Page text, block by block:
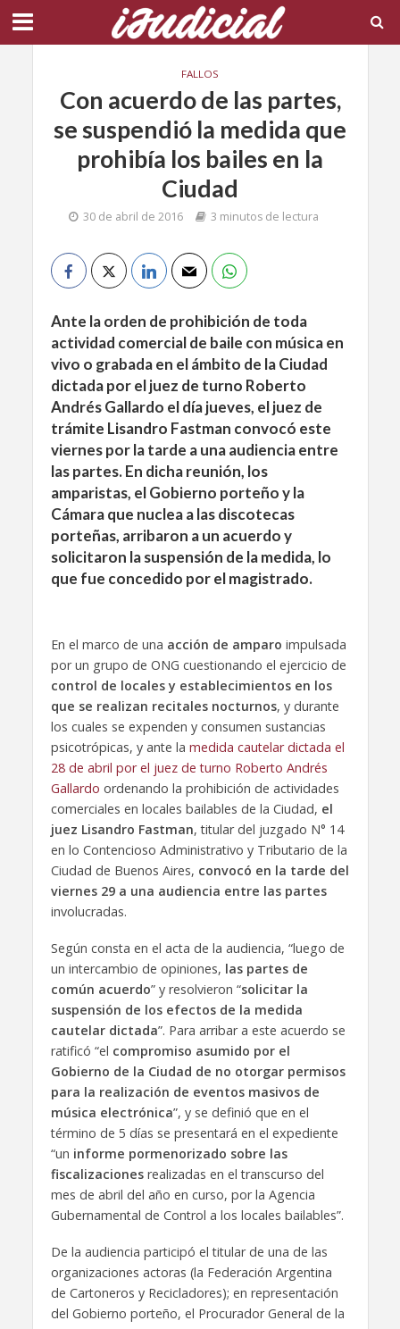
FALLOS
Con acuerdo de las partes,
se suspendió la medida que
prohibía los bailes en la
Ciudad
30 de abril de 2016 3 minutos de lectura
Ante la orden de prohibición de toda
actividad comercial de baile con música en
vivo o grabada en el ámbito de la Ciudad
dictada por el juez de turno Roberto
Andrés Gallardo el día jueves, el juez de
trámite Lisandro Fastman convocó este
viernes por la tarde a una audiencia entre
las partes. En dicha reunión, los
amparistas, el Gobierno porteño y la
Cámara que nuclea a las discotecas
porteñas, arribaron a un acuerdo y
solicitaron la suspensión de la medida, lo
que fue concedido por el magistrado.
En el marco de una acción de amparo impulsada
por un grupo de ONG cuestionando el ejercicio de
control de locales y establecimientos en los
que se realizan recitales nocturnos, y durante
los cuales se expenden y consumen sustancias
psicotrópicas, y ante la medida cautelar dictada el
28 de abril por el juez de turno Roberto Andrés
Gallardo ordenando la prohibición de actividades
comerciales en locales bailables de la Ciudad, el
juez Lisandro Fastman, titular del juzgado N° 14
en lo Contencioso Administrativo y Tributario de la
Ciudad de Buenos Aires, convocó en la tarde del
viernes 29 a una audiencia entre las partes
involucradas.
Según consta en el acta de la audiencia, “luego de
un intercambio de opiniones, las partes de
común acuerdo” y resolvieron “solicitar la
suspensión de los efectos de la medida
cautelar dictada”. Para arribar a este acuerdo se
ratificó “el compromiso asumido por el
Gobierno de la Ciudad de no otorgar permisos
para la realización de eventos masivos de
música electrónica”, y se definió que en el
término de 5 días se presentará en el expediente
“un informe pormenorizado sobre las
fiscalizacionesrealizadas en el transcurso del
mes de abril del año en curso, por la Agencia
Gubernamental de Control a los locales bailables”.
De la audiencia participó el titular de una de las
organizaciones actoras (la Federación Argentina
de Cartoneros y Recicladores); en representación
del Gobierno porteño, el Procurador General de la